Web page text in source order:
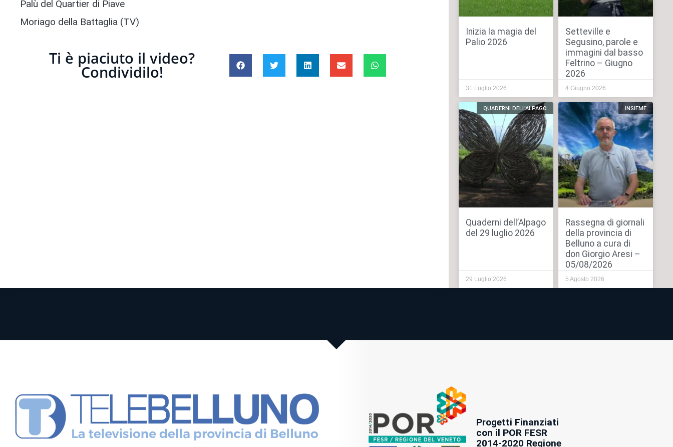
Palù del Quartier di Piave
Moriago della Battaglia (TV)
Ti è piaciuto il video?
Condividilo!
Inizia la magia del
Palio 2026
31 Luglio 2026
Setteville e
Segusino, parole e
immagini dal basso
Feltrino – Giugno
2026
4 Giugno 2026
QUADERNI DELL'ALPAGO
Quaderni dell’Alpago
del 29 luglio 2026
29 Luglio 2026
INSIEME
Rassegna di giornali
della provincia di
Belluno a cura di
don Giorgio Aresi –
05/08/2026
5 Agosto 2026
Progetti Finanziati
con il POR FESR
2014-2020 Regione